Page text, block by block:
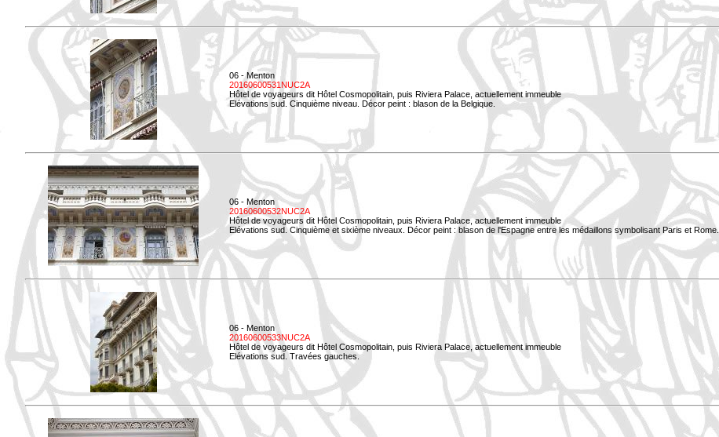
06 - Menton
20160600531NUC2A
Hôtel de voyageurs dit Hôtel Cosmopolitain, puis Riviera Palace, actuellement immeuble
Elévations sud. Cinquième niveau. Décor peint : blason de la Belgique.
06 - Menton
20160600532NUC2A
Hôtel de voyageurs dit Hôtel Cosmopolitain, puis Riviera Palace, actuellement immeuble
Elévations sud. Cinquième et sixième niveaux. Décor peint : blason de l'Espagne entre les médaillons symbolisant Paris et Rome.
06 - Menton
20160600533NUC2A
Hôtel de voyageurs dit Hôtel Cosmopolitain, puis Riviera Palace, actuellement immeuble
Elévations sud. Travées gauches.